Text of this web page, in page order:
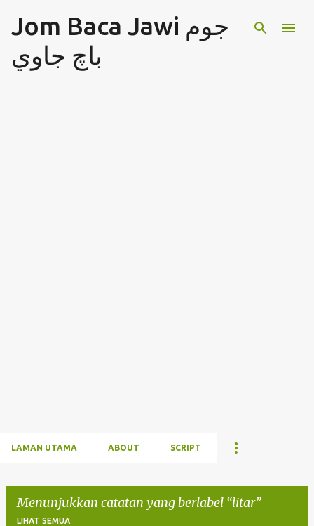
Langkau ke kandungan utamaJom Baca Jawi جوم
باچ جاوي
LAMAN UTAMA ABOUT SCRIPT
Menunjukkan catatan yang berlabel litar
LIHAT SEMUA